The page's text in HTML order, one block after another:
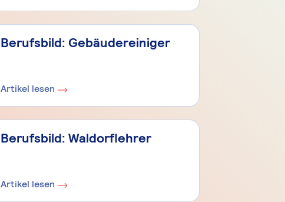
Berufsbild: Gebäudereiniger
Artikel lesen
Berufsbild: Waldorflehrer
Artikel lesen